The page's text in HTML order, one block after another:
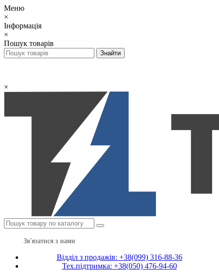
Меню
×
Інформація
×
Пошук товарів
×
Зв'язатися з нами
Відділ з продажів: +38(099) 316-88-36
Тех.підтримка: +38(050) 476-94-60